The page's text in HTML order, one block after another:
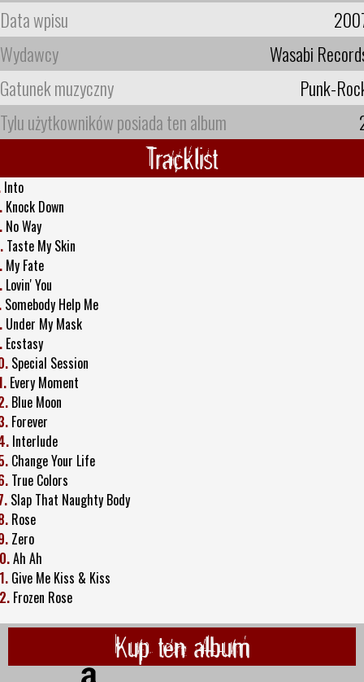
Data wpisu
Wydawcy
Wasabi
Gatunek muzyczny
Punk-
Tylu użytkowników posiada ten album
Tracklist
Into
Knock Down
No Way
Taste My Skin
My Fate
Lovin' You
Somebody Help Me
Under My Mask
Ecstasy
Special Session
Every Moment
Blue Moon
Forever
Interlude
Change Your Life
True Colors
Slap That Naughty Body
Rose
Zero
Ah Ah
Give Me Kiss & Kiss
Frozen Rose
Kup ten album